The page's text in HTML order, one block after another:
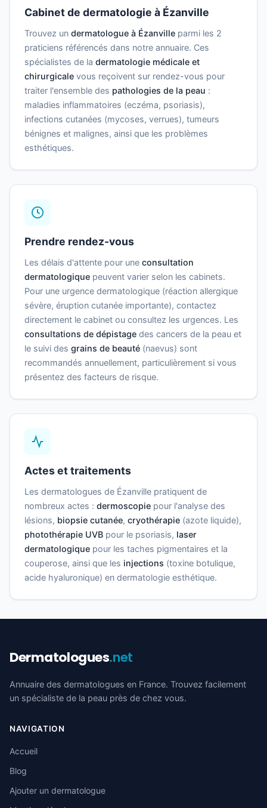
Cabinet de dermatologie à Ézanville
Trouvez un dermatologue à Ézanville parmi les 2
praticiens référencés dans notre annuaire. Ces
spécialistes de la dermatologie médicale et
chirurgicale vous reçoivent sur rendez-vous pour
traiter l'ensemble des pathologies de la peau :
maladies inflammatoires (eczéma, psoriasis),
infections cutanées (mycoses, verrues), tumeurs
bénignes et malignes, ainsi que les problèmes
esthétiques.
Prendre rendez-vous
Les délais d'attente pour une consultation
dermatologique peuvent varier selon les cabinets.
Pour une urgence dermatologique (réaction allergique
sévère, éruption cutanée importante), contactez
directement le cabinet ou consultez les urgences. Les
consultations de dépistage des cancers de la peau et
le suivi des grains de beauté (naevus) sont
recommandés annuellement, particulièrement si vous
présentez des facteurs de risque.
Actes et traitements
Les dermatologues de Ézanville pratiquent de
nombreux actes : dermoscopie pour l'analyse des
lésions, biopsie cutanée, cryothérapie (azote liquide),
photothérapie UVB pour le psoriasis, laser
dermatologique pour les taches pigmentaires et la
couperose, ainsi que les injections (toxine botulique,
acide hyaluronique) en dermatologie esthétique.
Dermatologues.net
Annuaire des dermatologues en France. Trouvez facilement
un spécialiste de la peau près de chez vous.
NAVIGATION
Accueil
Blog
Ajouter un dermatologue